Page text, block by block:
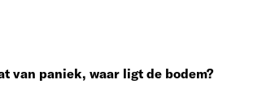
van paniek, waar ligt de bodem?